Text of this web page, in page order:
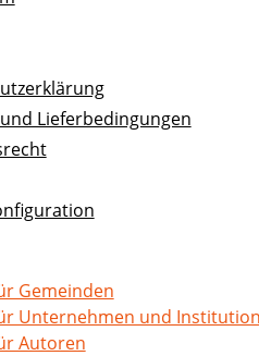
Lieferbedingungen
Gemeinden
Unternehmen und
Autoren